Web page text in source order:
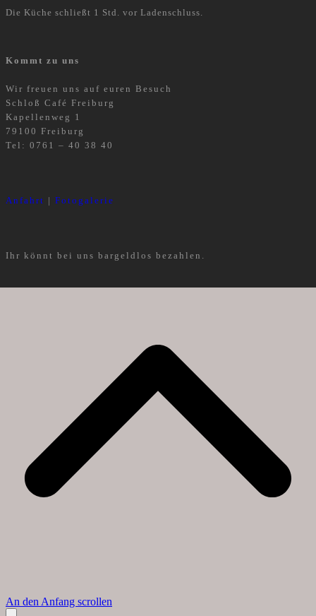
Die Küche schließt 1 Std. vor Ladenschluss.
Kommt zu uns
Wir freuen uns auf euren Besuch
Schloß Café Freiburg
Kapellenweg 1
79100 Freiburg
Tel: 0761 – 40 38 40
Anfahrt | Fotogalerie
Ihr könnt bei uns bargeldlos bezahlen.
An den Anfang scrollen